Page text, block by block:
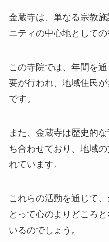
金蔵寺は、単なる宗教
ニティの中心地としての
この寺院では、年間を
要が行われ、地域住民
です。
また、金蔵寺は歴史的
ち合わせており、地域
れています。
これらの活動を通じて
とって心のよりどころ
いるのでしょう。